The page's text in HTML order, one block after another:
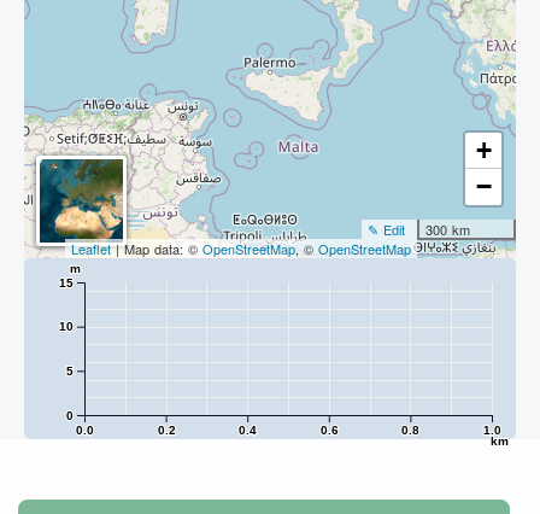
+
−
300 km
✎ Edit
Leaflet| Map data: © OpenStreetMap, © OpenStreetMap
0.0 0.2 0.4 0.6 0.8 1.0
km
0
5
10
15
m